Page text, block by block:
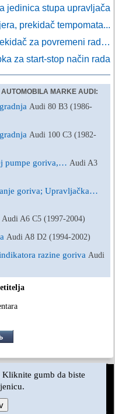
jedinica stupa upravljača
prekidač tempomata...
za povremeni rad…
za start-stop način rada
MARKE AUDI:
Audi 80 B3 (1986-
Audi 100 C3 (1982-
pumpe goriva,… Audi A3
goriva; Upravljačka…
Audi A6 C5 (1997-2004)
Audi A8 D2 (1994-2002)
razine goriva Audi
·Povratne informacije
Vijesti i članci
C3
C4 ·
gumb da biste